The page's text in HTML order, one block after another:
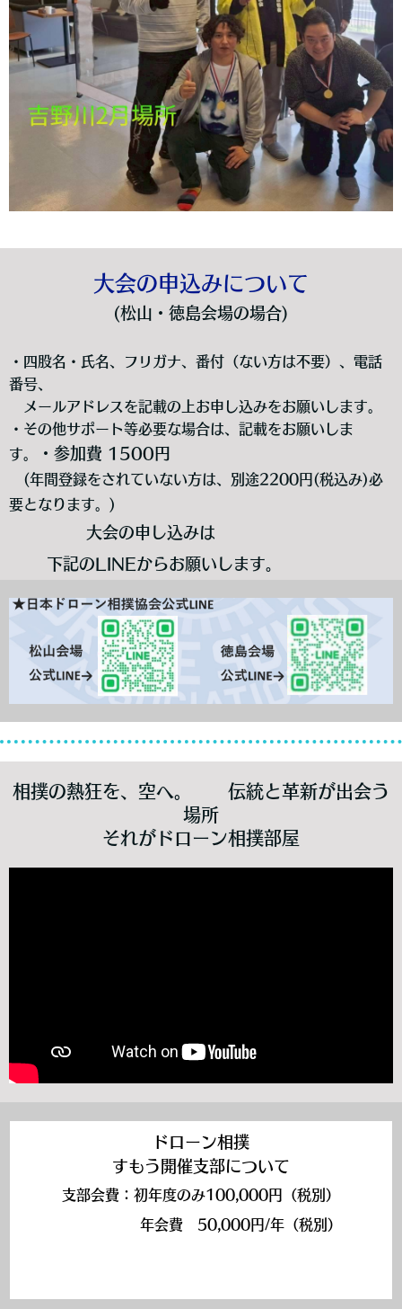
大会の申込みについて
(松山・徳島会場の場合)
・四股名・氏名、フリガナ、番付（ない方は不要）、電話
番号、
メールアドレスを記載の上お申し込みをお願いします。
・その他サポート等必要な場合は、記載をお願いしま
す。
・参加費 1500円
(年間登録をされていない方は、別途2200円(税込み)必
要となります。)
大会の申し込みは
下記のLINEからお願いします。
相撲の熱狂を、空へ。 伝統と革新が出会う
場所
それがドローン相撲部屋
ドローン相撲
すもう開催支部について
支部会費：初年度のみ100,000円（税別）
年会費 50,000円/年（税別）